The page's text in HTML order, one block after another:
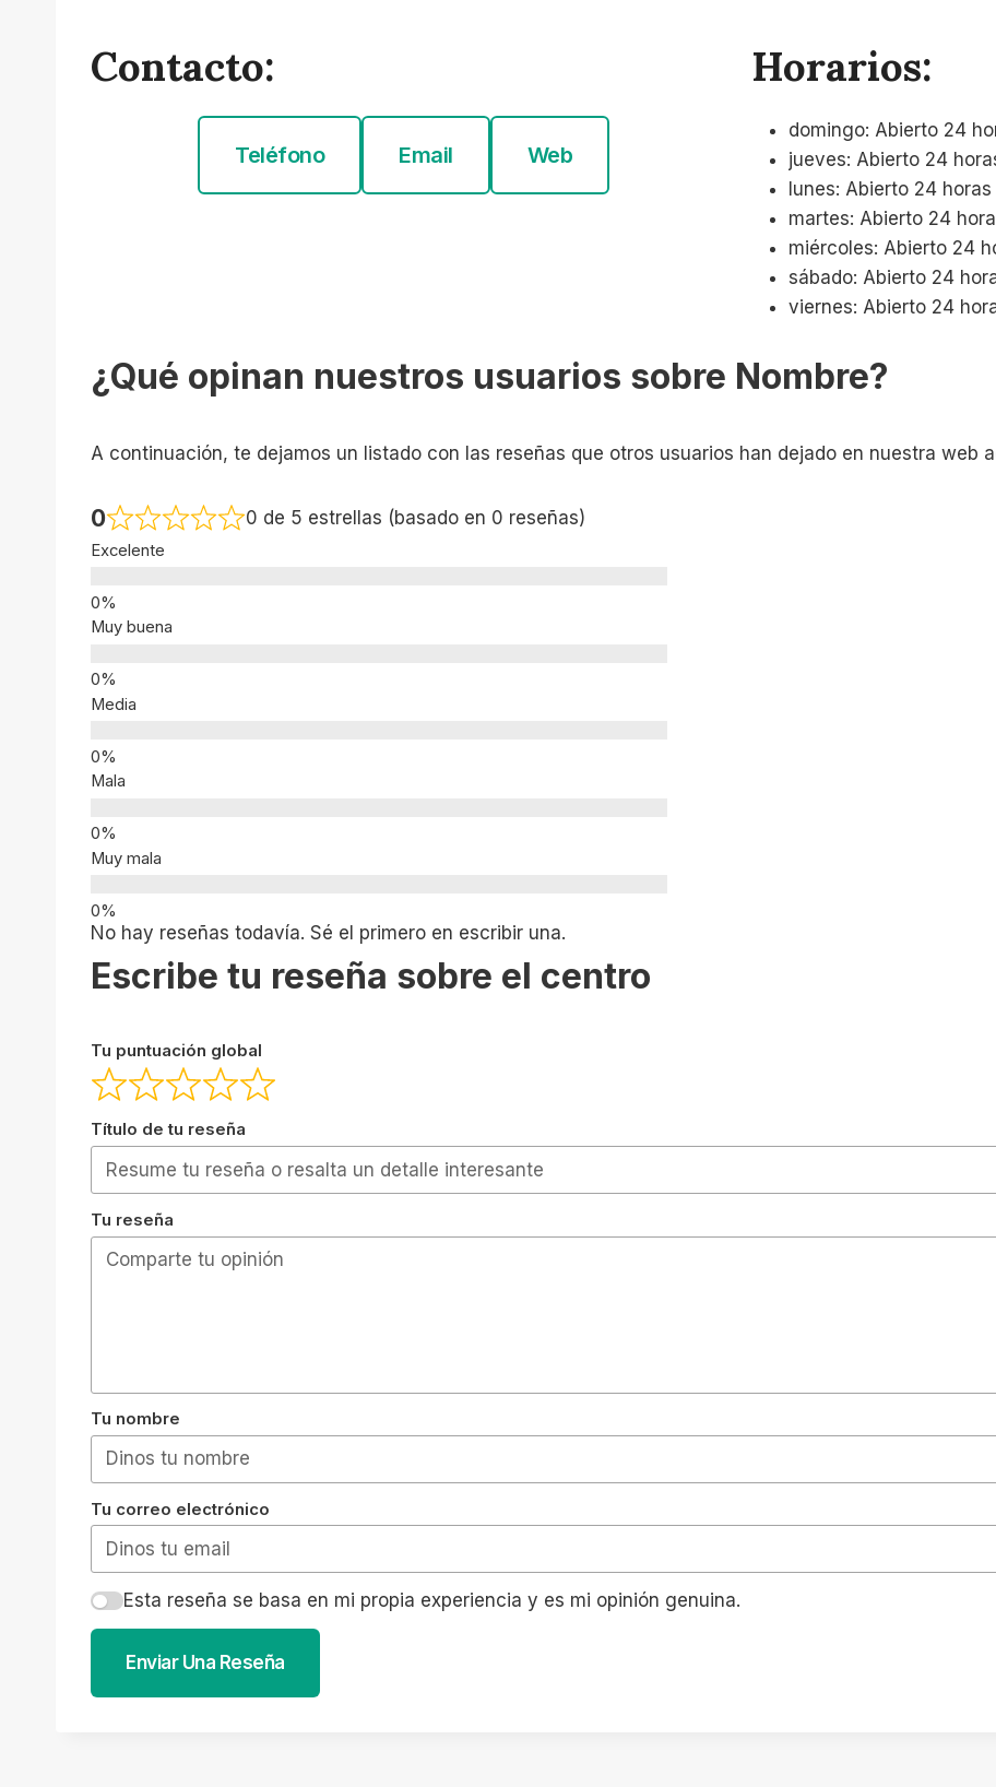
Contacto:
Teléfono Email Web
Horarios:
domingo: Abierto 24
jueves: Abierto 24
lunes: Abierto 24 horas
martes: Abierto 24
miércoles: Abierto 24
sábado: Abierto 24
viernes: Abierto 24
¿Qué opinan nuestros usuarios sobre Nombre?
A continuación, te dejamos un listado con las reseñas que otros usuarios han dejado en nuestra web
0 0 de 5 estrellas (basado en 0 reseñas)
Excelente
Muy buena
Media
Mala
Muy mala
No hay reseñas todavía. Sé el primero en escribir una.
Escribe tu reseña sobre el centro
Tu puntuación global
Título de tu reseña
Tu reseña
Tu nombre
Tu correo electrónico
Esta reseña se basa en mi propia experiencia y es mi opinión genuina.
Enviar Una Reseña